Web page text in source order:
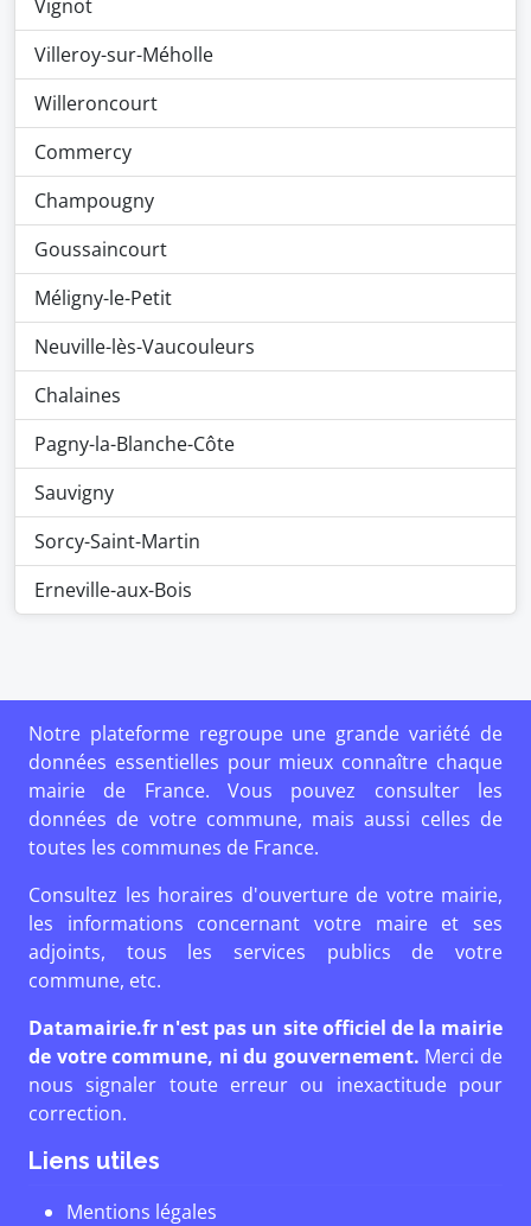
Vignot
Villeroy-sur-Méholle
Willeroncourt
Commercy
Champougny
Goussaincourt
Méligny-le-Petit
Neuville-lès-Vaucouleurs
Chalaines
Pagny-la-Blanche-Côte
Sauvigny
Sorcy-Saint-Martin
Erneville-aux-Bois
Notre plateforme regroupe une grande variété de
données essentielles pour mieux connaître chaque
mairie de France. Vous pouvez consulter les
données de votre commune, mais aussi celles de
toutes les communes de France.
Consultez les horaires d'ouverture de votre mairie,
les informations concernant votre maire et ses
adjoints, tous les services publics de votre
commune, etc.
Datamairie.fr n'est pas un site officiel de la mairie
de votre commune, ni du gouvernement. Merci de
nous signaler toute erreur ou inexactitude pour
correction.
Liens utiles
Mentions légales